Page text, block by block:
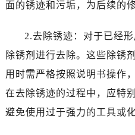
面的锈迹和污垢，为后续的
2.去除锈迹：对于已经
除锈剂进行去除。这些除锈
用时需严格按照说明书操作
在去除锈迹的过程中，应特
避免使用过于强力的工具或